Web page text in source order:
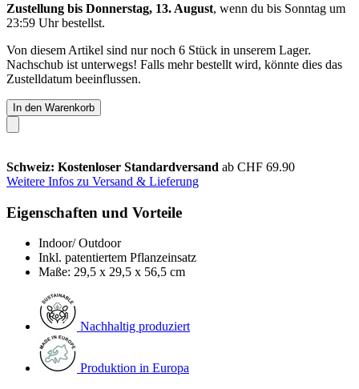
Zustellung bis Donnerstag, 13. August, wenn du bis Sonntag um
23:59 Uhrbestellst.
Von diesem Artikel sind nur noch 6 Stück in unserem Lager.
Nachschub ist unterwegs! Falls mehr bestellt wird, könnte dies das
Zustelldatum beeinflussen.
In den Warenkorb
Schweiz: Kostenloser Standardversand ab CHF 69.90
Weitere Infos zu Versand & Lieferung
Eigenschaften und Vorteile
Indoor/ Outdoor
Inkl. patentiertem Pflanzeinsatz
Maße: 29,5 x 29,5 x 56,5 cm
Nachhaltig produziert
Produktion in Europa